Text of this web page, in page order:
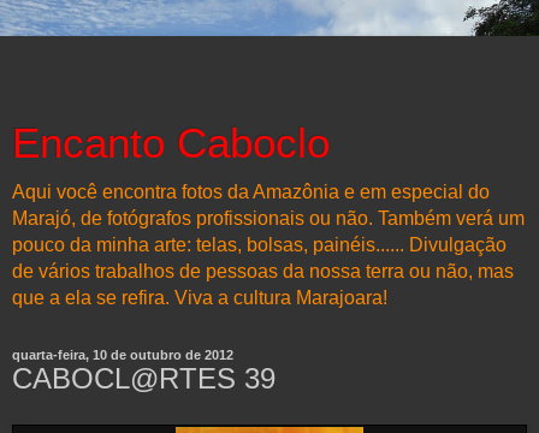
Encanto Caboclo
Aqui você encontra fotos da Amazônia e em especial do
Marajó, de fotógrafos profissionais ou não. Também verá um
pouco da minha arte: telas, bolsas, painéis...... Divulgação
de vários trabalhos de pessoas da nossa terra ou não, mas
que a ela se refira. Viva a cultura Marajoara!
quarta-feira, 10 de outubro de 2012
CABOCL@RTES 39